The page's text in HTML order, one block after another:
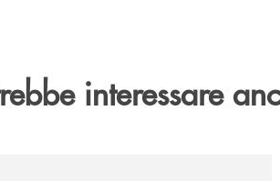
interessare